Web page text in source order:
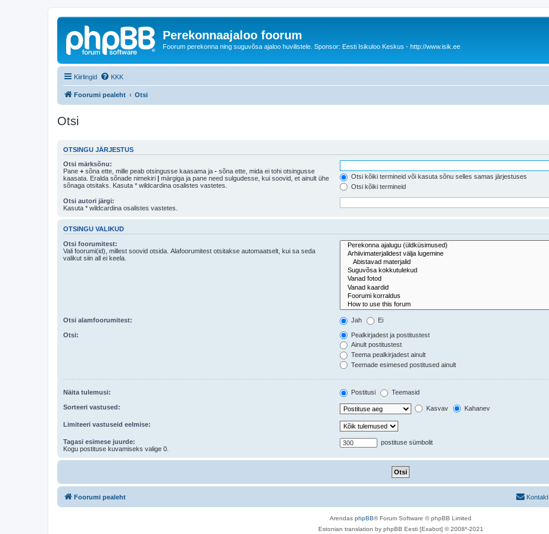
Perekonnaajaloo foorum
Foorum perekonna ning suguvõsa ajaloo huvilistele. Sponsor: Eesti Isikuloo Keskus - http://www.isik.ee
Kiirlingid KKK
Foorumi pealeht Otsi
Otsi
OTSINGU JÄRJESTUS
Otsi märksõnu:
Pane + sõna ette, mille peab otsingusse kaasama ja - sõna ette, mida ei tohi otsingusse
kaasata. Eralda sõnade nimekiri | märgiga ja pane need sulgudesse, kui soovid, et ainult ühe
sõnaga otsitaks. Kasuta * wildcardina osalistes vastetes.
Otsi kõiki termineid või kasuta sõnu selles samas järjestuses
Otsi kõiki termineid
Otsi autori järgi:
Kasuta * wildcardina osalistes vastetes.
OTSINGU VALIKUD
Otsi foorumitest:
Vali foorumi(id), millest soovid otsida. Alafoorumitest otsitakse automaatselt, kui sa seda
valikut siin all ei keela.
Otsi alamfoorumitest: Jah Ei
Otsi:
Pealkirjadest ja postitustest
Ainult postitustest
Teema pealkirjadest ainult
Teemade esimesed postitused ainult
Näita tulemusi: Postitusi Teemasid
Sorteeri vastused: Kasvav Kahanev
Limiteeri vastuseid eelmise:
Tagasi esimese juurde:
Kogu postituse kuvamiseks valige 0.
postituse sümbolit
Foorumi pealeht Kontakt
Arendas phpBB® Forum Software © phpBB Limited
Estonian translation by phpBB Eesti [Exabot] © 2008*-2021